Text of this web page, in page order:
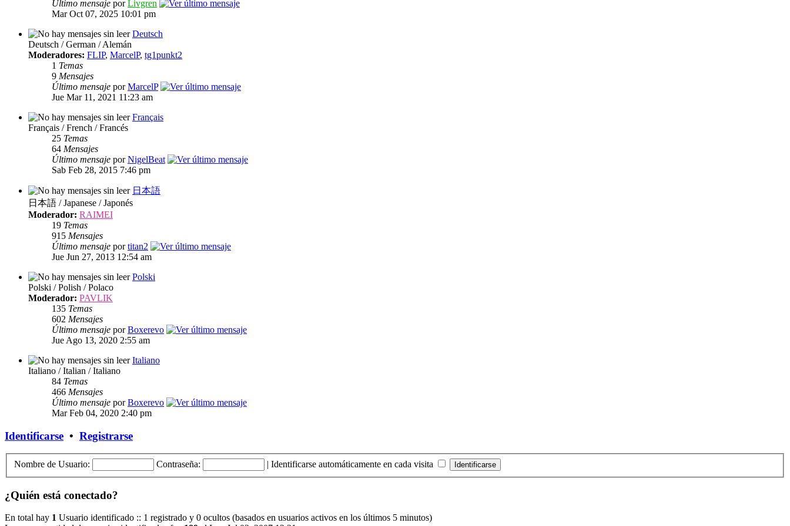
Último mensaje porLivgren
Mar Oct 07, 2025 10:01 pm
Deutsch
Deutsch / German / Alemán
Moderadores: FLIP, MarcelP, tg1punkt2
1 Temas
9 Mensajes
Último mensaje porMarcelP
Jue Mar 11, 2021 11:23 am
Français
Français / French / Francés
25 Temas
64 Mensajes
Último mensaje porNigelBeat
Sab Feb 28, 2015 7:46 pm
日本語
日本語 / Japanese / Japonés
Moderador: RAIMEI
19 Temas
915 Mensajes
Último mensaje portitan2
Jue Jun 27, 2013 12:54 am
Polski
Polski / Polish / Polaco
Moderador: PAVLIK
135 Temas
602 Mensajes
Último mensaje porBoxerevo
Jue Ago 13, 2020 2:55 am
Italiano
Italiano / Italian / Italiano
84 Temas
466 Mensajes
Último mensaje porBoxerevo
Mar Feb 04, 2020 2:40 pm
Identificarse • Registrarse
Nombre de Usuario: Contraseña: | Identificarse automáticamente en cada visita
¿Quién está conectado?
En total hay 1 Usuario identificado :: 1 registrado y 0 ocultos (basados en usuarios activos en los últimos 5 minutos)